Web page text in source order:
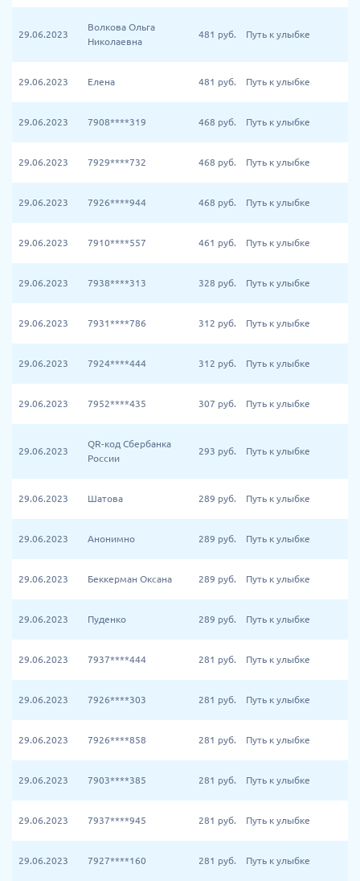
29.06.2023
Волкова Ольга
Николаевна
481 руб. Путь к улыбке
29.06.2023 Елена 481 руб. Путь к улыбке
29.06.2023 7908****319 468 руб. Путь к улыбке
29.06.2023 7929****732 468 руб. Путь к улыбке
29.06.2023 7926****944 468 руб. Путь к улыбке
29.06.2023 7910****557 461 руб. Путь к улыбке
29.06.2023 7938****313 328 руб. Путь к улыбке
29.06.2023 7931****786 312 руб. Путь к улыбке
29.06.2023 7924****444 312 руб. Путь к улыбке
29.06.2023 7952****435 307 руб. Путь к улыбке
29.06.2023
QR-код Сбербанка
России
293 руб. Путь к улыбке
29.06.2023 Шатова 289 руб. Путь к улыбке
29.06.2023 Анонимно 289 руб. Путь к улыбке
29.06.2023 Беккерман Оксана 289 руб. Путь к улыбке
29.06.2023 Пуденко 289 руб. Путь к улыбке
29.06.2023 7937****444 281 руб. Путь к улыбке
29.06.2023 7926****303 281 руб. Путь к улыбке
29.06.2023 7926****858 281 руб. Путь к улыбке
29.06.2023 7903****385 281 руб. Путь к улыбке
29.06.2023 7937****945 281 руб. Путь к улыбке
29.06.2023 7927****160 281 руб. Путь к улыбке